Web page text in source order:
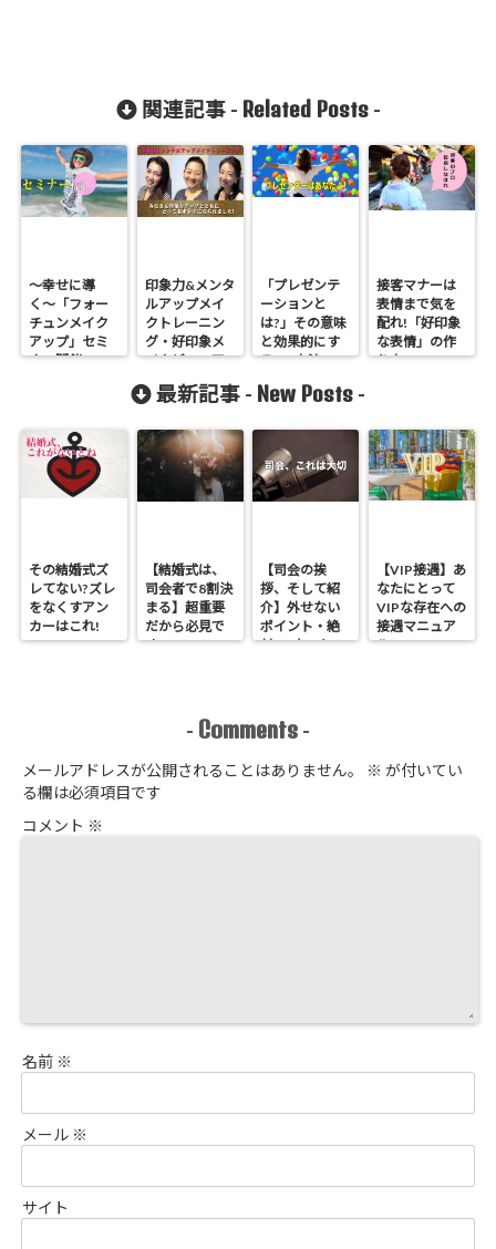
関連記事 - Related Posts-
〜幸せに導
く〜「フォー
チュンメイク
アップ」セミ
ナー開催
印象力&メンタ
ルアップメイ
クトレーニン
グ・好印象メ
イクビフォア
ーアフター!
「プレゼンテ
ーションと
は?」その意味
と効果的にす
る3つ方法
接客マナーは
表情まで気を
配れ!「好印象
な表情」の作
り方
最新記事 - New Posts -
その結婚式ズ
レてない?ズレ
をなくすアン
カーはこれ!
【結婚式は、
司会者で8割決
まる】超重要
だから必見で
す
【司会の挨
拶、そして紹
介】外せない
ポイント・絶
対NGなこと
【VIP接遇】あ
なたにとって
VIPな存在への
接遇マニュア
ル
- Comments -
メールアドレスが公開されることはありません。 ※ が付いてい
る欄は必須項目です
コメント ※
名前 ※
メール ※
サイト